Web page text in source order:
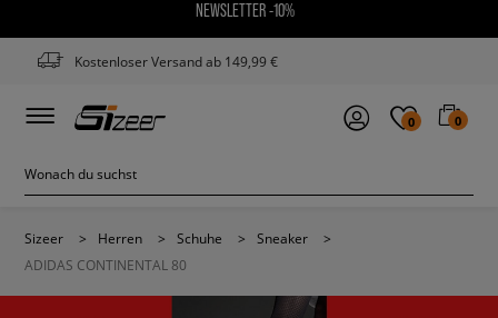
NEWSLETTER -10%
Kostenloser Versand ab 149,99 €
0 0
Sizeer > Herren > Schuhe > Sneaker
>
ADIDAS CONTINENTAL 80